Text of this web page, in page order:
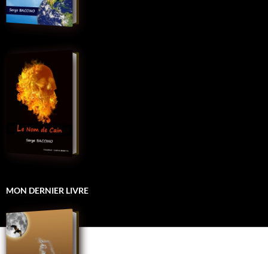
MON DERNIER LIVRE